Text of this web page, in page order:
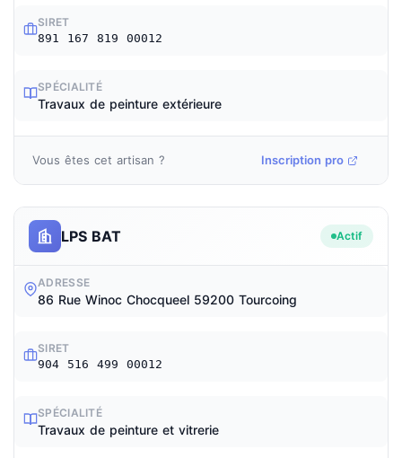
SIRET
891 167 819 00012
SPÉCIALITÉ
Travaux de peinture extérieure
Vous êtes cet artisan ? Inscription pro
LPS BAT Actif
ADRESSE
86 Rue Winoc Chocqueel 59200 Tourcoing
SIRET
904 516 499 00012
SPÉCIALITÉ
Travaux de peinture et vitrerie